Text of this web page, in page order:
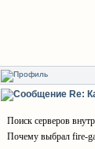
Re:
Поиск серверов
Почему выбрал fire-